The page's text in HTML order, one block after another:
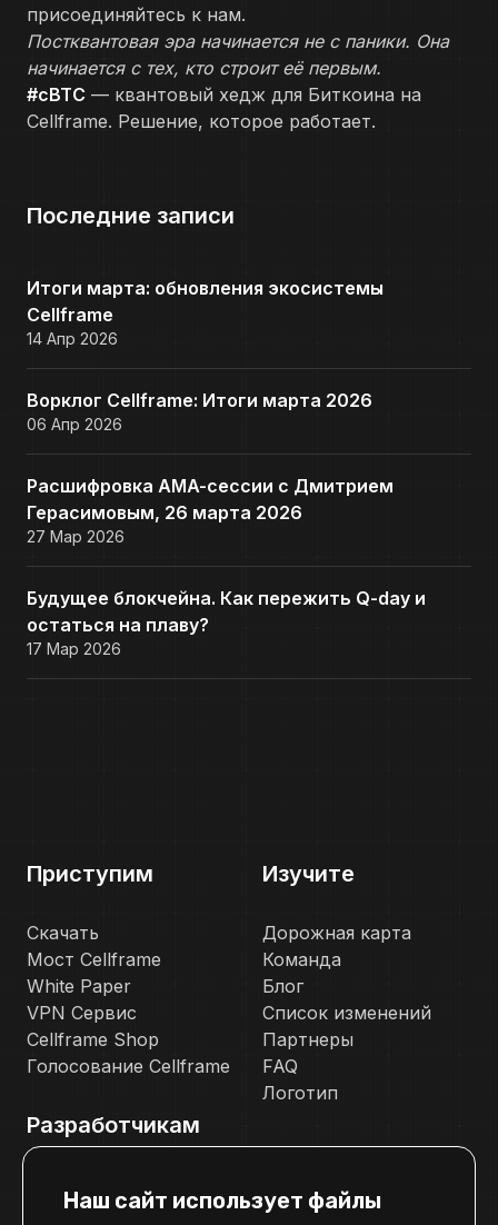
присоединяйтесь к нам.
Постквантовая эра начинается не с паники. Она
начинается с тех, кто строит её первым.
#cBTC — квантовый хедж для Биткоина на
Cellframe. Решение, которое работает.
Последние записи
Итоги марта: обновления экосистемы
Cellframe
14 Апр 2026
Ворклог Cellframe: Итоги марта 2026
06 Апр 2026
Расшифровка AMA-сессии с Дмитрием
Герасимовым, 26 марта 2026
27 Мар 2026
Будущее блокчейна. Как пережить Q-day и
остаться на плаву?
17 Мар 2026
Приступим
Скачать
Мост Cellframe
White Paper
VPN Сервис
Cellframe Shop
Голосование Cellframe
Изучите
Дорожная карта
Команда
Блог
Список изменений
Партнеры
FAQ
Логотип
Разработчикам
Телеграм канал для разработчиков
Наш сайт использует файлы